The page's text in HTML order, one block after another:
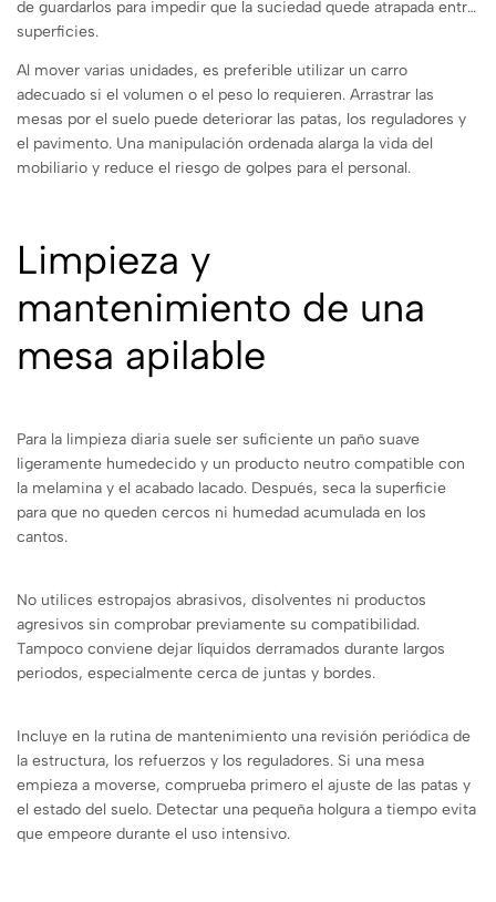
de guardarlos para impedir que la suciedad quede atrapada entre
superficies.
Al mover varias unidades, es preferible utilizar un carro
adecuado si el volumen o el peso lo requieren. Arrastrar las
mesas por el suelo puede deteriorar las patas, los reguladores y
el pavimento. Una manipulación ordenada alarga la vida del
mobiliario y reduce el riesgo de golpes para el personal.
Limpieza y
mantenimiento de una
mesa apilable
Para la limpieza diaria suele ser suficiente un paño suave
ligeramente humedecido y un producto neutro compatible con
la melamina y el acabado lacado. Después, seca la superficie
para que no queden cercos ni humedad acumulada en los
cantos.
No utilices estropajos abrasivos, disolventes ni productos
agresivos sin comprobar previamente su compatibilidad.
Tampoco conviene dejar líquidos derramados durante largos
periodos, especialmente cerca de juntas y bordes.
Incluye en la rutina de mantenimiento una revisión periódica de
la estructura, los refuerzos y los reguladores. Si una mesa
empieza a moverse, comprueba primero el ajuste de las patas y
el estado del suelo. Detectar una pequeña holgura a tiempo evita
que empeore durante el uso intensivo.